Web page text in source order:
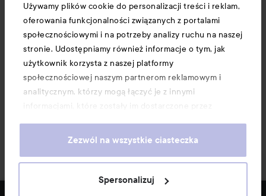
Używamy plików cookie do personalizacji treści i reklam,
oferowania funkcjonalności związanych z portalami
społecznościowymi i na potrzeby analizy ruchu na naszej
stronie. Udostępniamy również informacje o tym, jak
użytkownik korzysta z naszej platformy
społecznościowej naszym partnerom reklamowym i
analitycznym, którzy mogą łączyć je z innymi
informacjami, które zostały im dostarczone przez
usług. Użytkownik wyraża zgodę na używanie przez nas
plików cookie, poprzez kontynuację korzystania z naszej
strony internetowej. Informacje o tym, jak zmienić
ustawienia dotyczące plików cookie, można znaleźć w
Zezwól na wszystkie ciasteczka
Spersonalizuj
Download our app here